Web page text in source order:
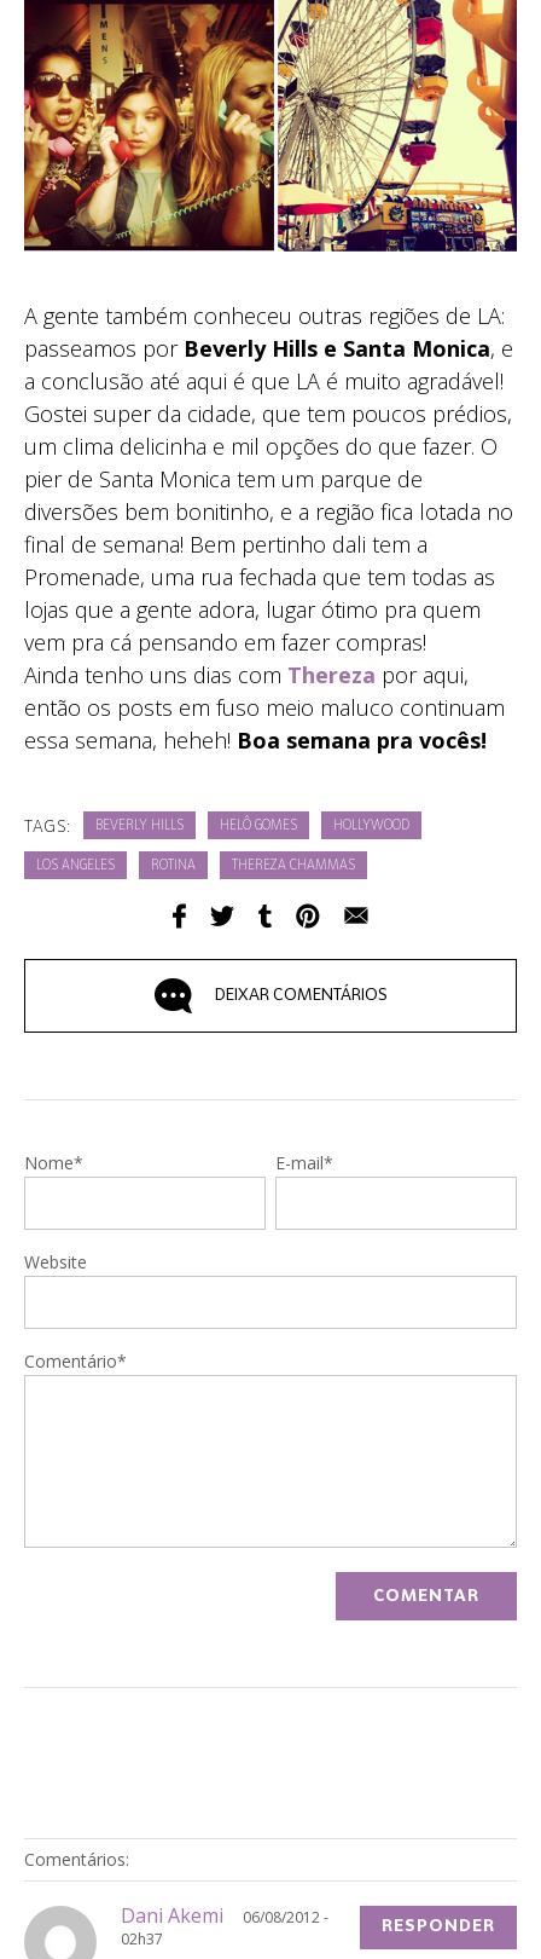
A gente também conheceu outras regiões de LA:
passeamos por Beverly Hills e Santa Monica, e
a conclusão até aqui é que LA é muito agradável!
Gostei super da cidade, que tem poucos prédios,
um clima delicinha e mil opções do que fazer. O
pier de Santa Monica tem um parque de
diversões bem bonitinho, e a região fica lotada no
final de semana! Bem pertinho dali tem a
Promenade, uma rua fechada que tem todas as
lojas que a gente adora, lugar ótimo pra quem
vem pra cá pensando em fazer compras!
Ainda tenho uns dias com Thereza por aqui,
então os posts em fuso meio maluco continuam
essa semana, heheh! Boa semana pra vocês!
TAGS: BEVERLY HILLS HELÔ GOMES HOLLYWOOD
LOS ANGELES ROTINA THEREZA CHAMMAS
DEIXAR COMENTÁRIOS
Nome* E-mail*
Website
Comentário*
Comentários:
Dani Akemi
06/08/2012 -
02h37
RESPONDER